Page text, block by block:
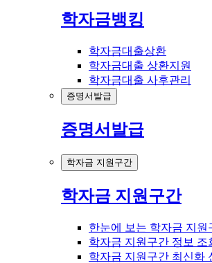
학자금뱅킹
학자금대출상환
학자금대출 상환지원
학자금대출 사후관리
증명서발급
증명서발급
학자금 지원구간
학자금 지원구간
한눈에 보는 학자금 지원
학자금 지원구간 정보 조
학자금 지원구간 최신화